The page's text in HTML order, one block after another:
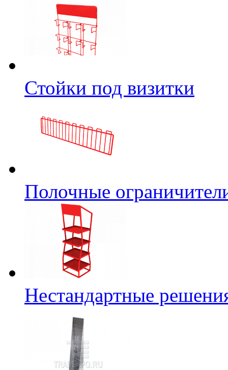
Стойки под визитки
Полочные
Нестандартные